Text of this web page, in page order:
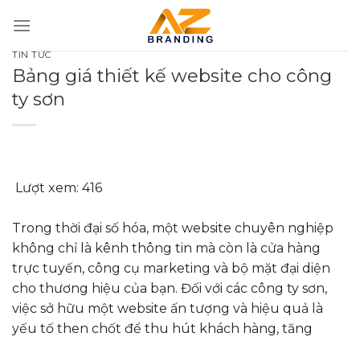
qua
nội
dung
TIN TỨC
Bảng giá thiết kế website cho công
ty sơn
Lượt xem: 416
Trong thời đại số hóa, một website chuyên nghiệp
không chỉ là kênh thông tin mà còn là cửa hàng
trực tuyến, công cụ marketing và bộ mặt đại diện
cho thương hiệu của bạn. Đối với các công ty sơn,
việc sở hữu một website ấn tượng và hiệu quả là
yếu tố then chốt để thu hút khách hàng, tăng